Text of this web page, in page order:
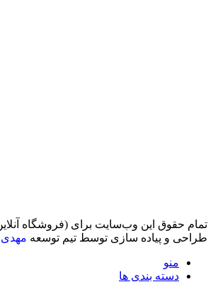
تمام حقوق اين وب‌سايت برای (فروشگاه
طراحی و پیاده سازی توسط تیم توسعه مهدی
منو
دسته بندی ها